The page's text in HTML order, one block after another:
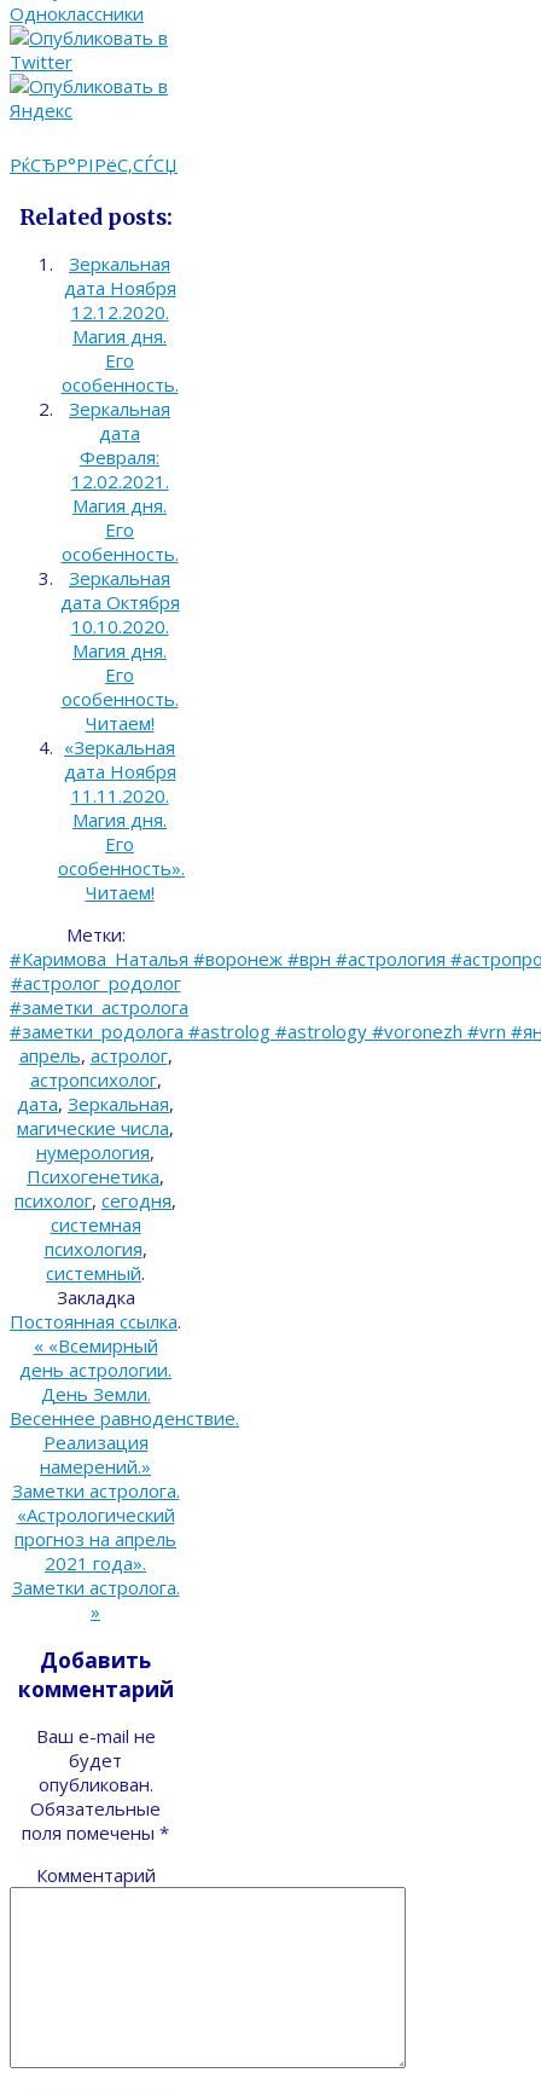
РќСЂР°РІРёС‚СЃСЏ
Related posts:
Зеркальная
дата Ноября
12.12.2020.
Магия дня.
Его
особенность.
Зеркальная
дата
Февраля:
12.02.2021.
Магия дня.
Его
особенность.
Зеркальная
дата Октября
10.10.2020.
Магия дня.
Его
особенность.
Читаем!
«Зеркальная
дата Ноября
11.11.2020.
Магия дня.
Его
особенность».
Читаем!
Метки:
#Каримова_Наталья #воронеж #врн #астрология
#астролог_родолог
#заметки_астролога
#заметки_родолога #astrolog #astrology #voronezh #vrn
апрель, астролог,
астропсихолог,
дата, Зеркальная,
магические числа,
нумерология,
Психогенетика,
психолог, сегодня,
системная
психология,
системный.
Закладка
Постоянная ссылка.
««Всемирный
день астрологии.
День Земли.
Весеннее равноденствие.
Реализация
намерений.»
Заметки астролога.
«Астрологический
прогноз на апрель
2021 года».
Заметки астролога.
»
Добавить
комментарий
Ваш e-mail не
будет
опубликован.
Обязательные
поля помечены *
Комментарий